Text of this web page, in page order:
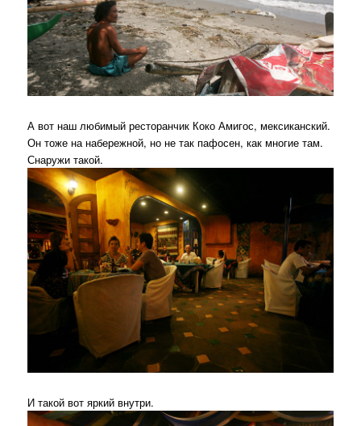
А вот наш любимый ресторанчик Коко Амигос, мексиканский.
Он тоже на набережной, но не так пафосен, как многие там.
Снаружи такой.
И такой вот яркий внутри.